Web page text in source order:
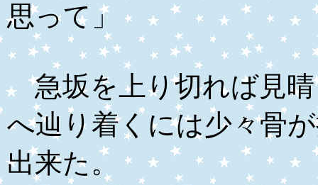
思って」
急坂を上り切れば見晴
へ辿り着くには少々骨
出来た。